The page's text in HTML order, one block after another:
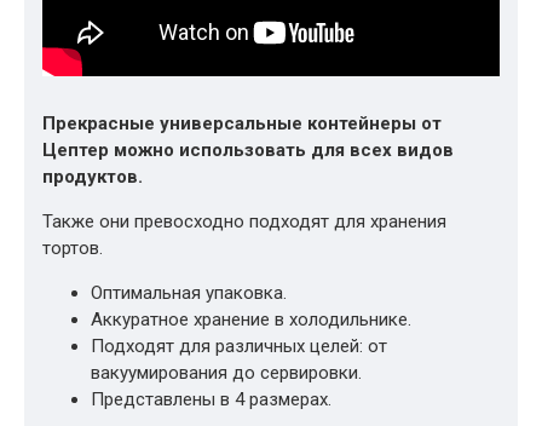
Прекрасные универсальные контейнеры от
Цептер можно использовать для всех видов
продуктов.
Также они превосходно подходят для хранения
тортов.
Оптимальная упаковка.
Аккуратное хранение в холодильнике.
Подходят для различных целей: от
вакуумирования до сервировки.
Представлены в 4 размерах.